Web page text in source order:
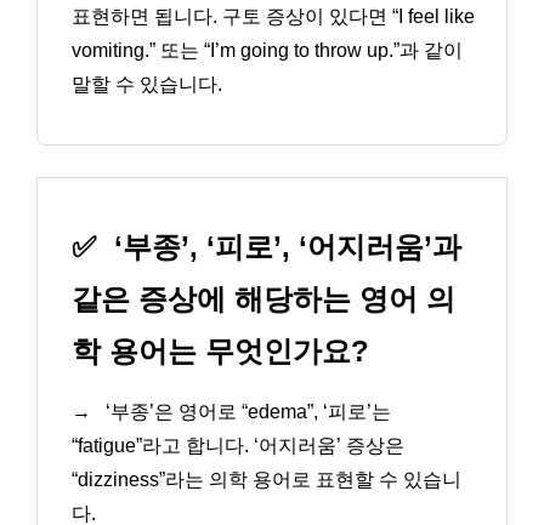
표현하면 됩니다. 구토 증상이 있다면 “I feel like
vomiting.” 또는 “I’m going to throw up.”과 같이
말할 수 있습니다.
✅ ‘부종’, ‘피로’, ‘어지러움’과
같은 증상에 해당하는 영어 의
학 용어는 무엇인가요?
→
‘부종’은 영어로 “edema”, ‘피로’는
“fatigue”라고 합니다. ‘어지러움’ 증상은
“dizziness”라는 의학 용어로 표현할 수 있습니
다.